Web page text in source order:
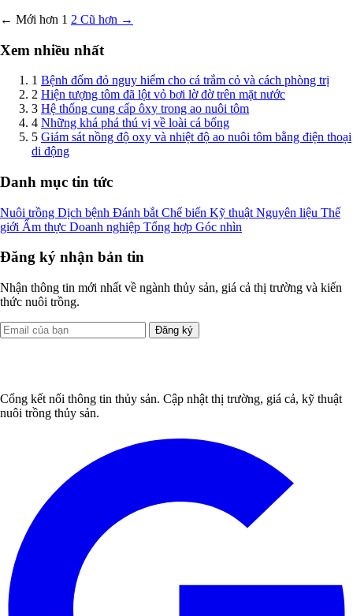
← Mới hơn 1 2 Cũ hơn →
Xem nhiều nhất
1 Bệnh đốm đỏ nguy hiểm cho cá trắm cỏ và cách phòng trị
2 Hiện tượng tôm đã lột vỏ bơi lờ đờ trên mặt nước
3 Hệ thống cung cấp ôxy trong ao nuôi tôm
4 Những khá phá thú vị về loài cá bống
5 Giám sát nồng độ oxy và nhiệt độ ao nuôi tôm bằng điện thoại
di động
Danh mục tin tức
Nuôi trồng Dịch bệnh Đánh bắt Chế biến Kỹ thuật Nguyên liệu Thế
giới Ẩm thực Doanh nghiệp Tổng hợp Góc nhìn
Đăng ký nhận bản tin
Nhận thông tin mới nhất về ngành thủy sản, giá cả thị trường và kiến
thức nuôi trồng.
Đăng ký
Cổng kết nối thông tin thủy sản. Cập nhật thị trường, giá cả, kỹ thuật
nuôi trồng thủy sản.